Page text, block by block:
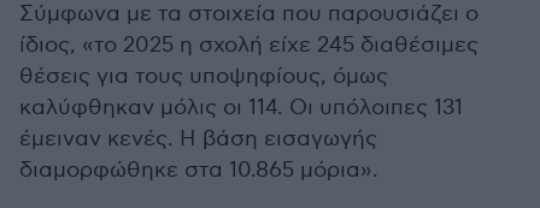
Σύμφωνα με τα στοιχεία που παρουσιάζει ο
ίδιος, «το 2025 η σχολή είχε 245 διαθέσιμες
θέσεις για τους υποψηφίους, όμως
καλύφθηκαν μόλις οι 114. Οι υπόλοιπες 131
έμειναν κενές. Η βάση εισαγωγής
διαμορφώθηκε στα 10.865 μόρια».